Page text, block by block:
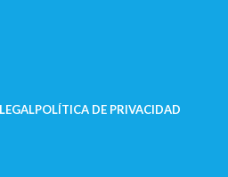
POLÍ­TICA DE PRIVACIDAD